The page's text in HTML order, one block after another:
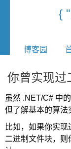
{
博客园
你曾实现过
虽然 .NET/C# 中
但了解基本的算法
比如，如果你实
二进制文件块，